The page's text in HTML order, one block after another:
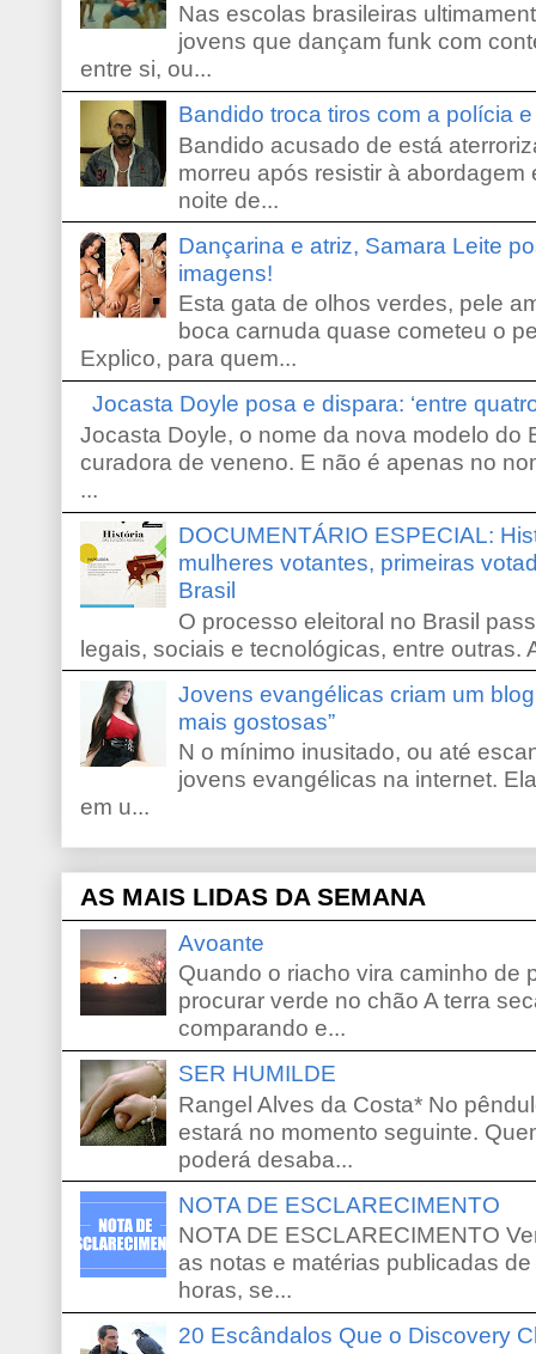
Nas escolas brasileiras
jovens que dançam funk com
entre si, ou...
Bandido troca tiros com a polícia
Bandido acusado de está
morreu após resistir à
noite de...
Dançarina e atriz, Samara Leite
imagens!
Esta gata de olhos verdes, pele
boca carnuda quase cometeu o
Explico, para quem...
Jocasta Doyle posa e dispara: ‘entre
Jocasta Doyle, o nome da nova modelo do
curadora de veneno. E não é apenas no
...
DOCUMENTÁRIO ESPECIAL:
mulheres votantes, primeiras
Brasil
O processo eleitoral no Brasil
legais, sociais e tecnológicas, entre outras.
Jovens evangélicas criam um
mais gostosas”
N o mínimo inusitado, ou até
jovens evangélicas na internet.
em u...
AS MAIS LIDAS DA SEMANA
Avoante
Quando o riacho vira caminho de
procurar verde no chão A terra
comparando e...
SER HUMILDE
Rangel Alves da Costa* No
estará no momento seguinte.
poderá desaba...
NOTA DE ESCLARECIMENTO
NOTA DE ESCLARECIMENTO
as notas e matérias publicadas
horas, se...
20 Escândalos Que o Discovery